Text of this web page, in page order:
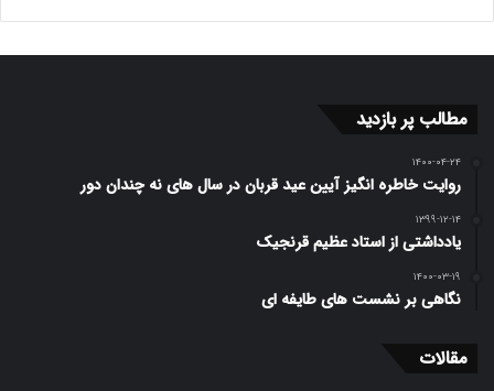
مطالب پر بازدید
۱۴۰۰-۰۴-۲۴
روایت خاطره انگیز آیین عید قربان در سال های نه چندان دور
۱۳۹۹-۱۲-۱۴
یادداشتی از استاد عظیم قرنجیک
۱۴۰۰-۰۳-۱۹
نگاهی بر نشست های طایفه ای
مقالات